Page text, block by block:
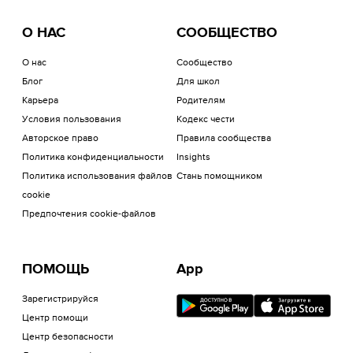
О НАС
О нас
Блог
Карьера
Условия пользования
Авторское право
Политика конфиденциальности
Политика использования файлов
cookie
Предпочтения cookie-файлов
СООБЩЕСТВО
Сообщество
Для школ
Родителям
Кодекс чести
Правила сообщества
Insights
Стань помощником
ПОМОЩЬ
Зарегистрируйся
Центр помощи
Центр безопасности
App